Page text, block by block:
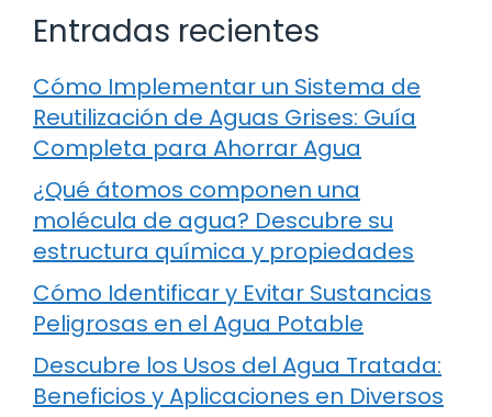
Entradas recientes
Cómo Implementar un Sistema de
Reutilización de Aguas Grises: Guía
Completa para Ahorrar Agua
¿Qué átomos componen una
molécula de agua? Descubre su
estructura química y propiedades
Cómo Identificar y Evitar Sustancias
Peligrosas en el Agua Potable
Descubre los Usos del Agua Tratada:
Beneficios y Aplicaciones en Diversos